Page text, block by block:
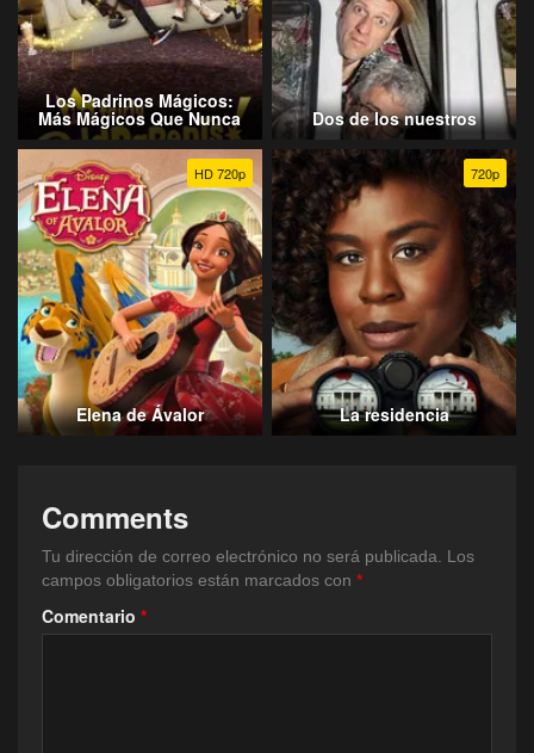
Los Padrinos Mágicos:
Más Mágicos Que Nunca Dos de los nuestros
HD 720p
Elena de Ávalor
720p
La residencia
Comments
Tu dirección de correo electrónico no será publicada.
Los
campos obligatorios están marcados con *
Comentario *